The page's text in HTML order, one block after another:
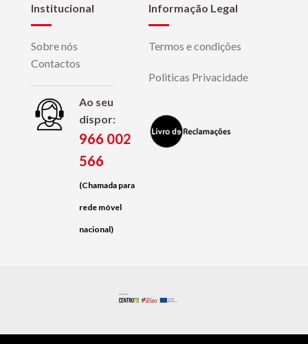
Institucional
Sobre nós
Contactos
Ao seu
dispor:
966 002
566
(Chamada para
rede móvel
nacional)
Informação Legal
Termos e condições
Politicas Privacidade